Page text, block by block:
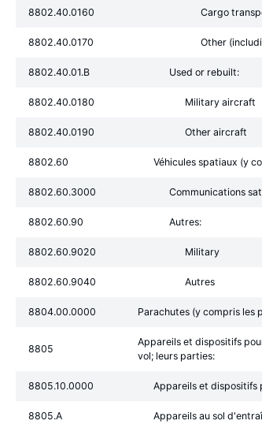
8802.40.0160 Cargo
8802.40.0170 Other
8802.40.01.B Used or rebuilt:
8802.40.0180 Military aircraft
8802.40.0190 Other aircraft
8802.60 Véhicules spatiaux (y
8802.60.3000 Communications
8802.60.90 Autres:
8802.60.9020 Military
8802.60.9040 Autres
8804.00.0000 Parachutes (y compris les
8805
Appareils et dispositifs
vol; leurs parties:
8805.10.0000 Appareils et dispositifs
8805.A Appareils au sol